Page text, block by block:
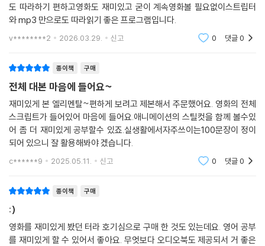
도 따라하기 편하고영화도 재미있고 굳이 계속영화볼 필요없이스트립터
와 mp3 만으로도 따라읽기 좋은 프로그램입니다.
v********2 2026.03.29. 신고 0 댓글0
종이책 구매
전체 대본 마음에 들어요~
재미있게 본 엘리멘탈~편하게 보려고 제본해서 주문했어요. 영화의 전체
스크립트가 들어있어 마음에 들어요.애니메이션의 스틸컷을 함께 볼수있
어 좀 더 재미있게 공부할수 있죠.실생활에서자주쓰이는100문장이 정이
되어 있으니 잘 활용해봐야 겠습니다.
c******9 2025.05.11. 신고 0 댓글0
종이책 구매
:)
영화를 재미있게 봤던 터라 호기심으로 구매 한 것도 있는데요. 영어 공부
를 재미있게 할 수 있어서 좋아요. 무엇보다 오디오북도 제공되서 거 좋은